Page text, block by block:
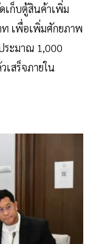
ก็บตู้สินค้าเพิ่ม
ท เพื่อเพิ่มศักยภาพ
ระมาณ 1,000
เสร็จภายใน